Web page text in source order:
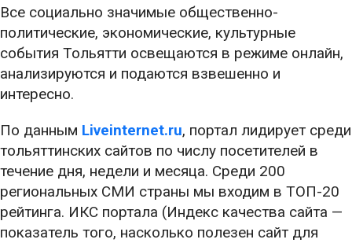
Все социально значимые общественно-
политические, экономические, культурные
события Тольятти освещаются в режиме онлайн,
анализируются и подаются взвешенно и
интересно.
По данным Liveinternet.ru, портал лидирует среди
тольяттинских сайтов по числу посетителей в
течение дня, недели и месяца. Среди 200
региональных СМИ страны мы входим в ТОП-20
рейтинга. ИКС портала (Индекс качества сайта —
показатель того, насколько полезен сайт для